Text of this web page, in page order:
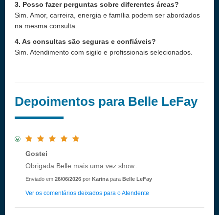
3. Posso fazer perguntas sobre diferentes áreas?
Sim. Amor, carreira, energia e família podem ser abordados
na mesma consulta.
4. As consultas são seguras e confiáveis?
Sim. Atendimento com sigilo e profissionais selecionados.
Depoimentos para Belle LeFay
Gostei
Obrigada Belle mais uma vez show..
Enviado em 26/06/2026 por Karina para Belle LeFay
Ver os comentários deixados para o Atendente